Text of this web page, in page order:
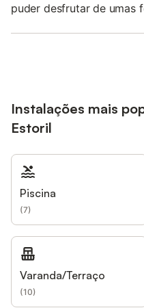
puder desfrutar de umas
Instalações mais
Estoril
Piscina
(7)
Varanda/Terraço
(10)